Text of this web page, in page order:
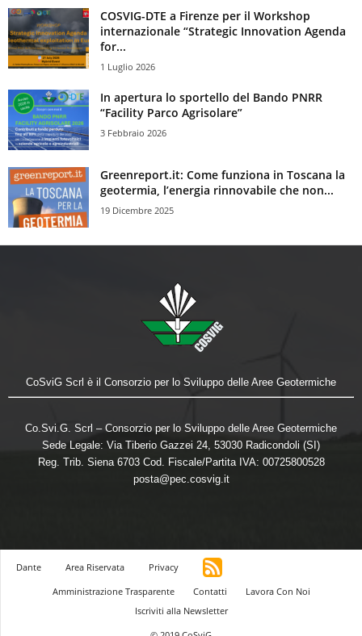
COSVIG-DTE a Firenze per il Workshop
internazionale “Strategic Innovation Agenda
for...
1 Luglio 2026
In apertura lo sportello del Bando PNRR
“Facility Parco Agrisolare”
3 Febbraio 2026
Greenreport.it: Come funziona in Toscana la
geotermia, l’energia rinnovabile che non...
19 Dicembre 2025
CoSviG Scrl è il Consorzio per lo Sviluppo delle Aree Geotermiche
Co.Svi.G. Scrl – Consorzio per lo Sviluppo delle Aree Geotermiche
Sede Legale: Via Tiberio Gazzei 24, 53030 Radicondoli (SI)
Reg. Trib. Siena 6703 Cod. Fiscale/Partita IVA: 00725800528
posta@pec.cosvig.it
Dante Area Riservata
Privacy
Amministrazione Trasparente
Contatti
Lavora Con Noi
Iscriviti alla Newsletter